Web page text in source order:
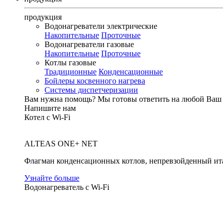
продукция
Водонагреватели электрические
Накопительные Проточные
Водонагреватели газовые
Накопительные Проточные
Котлы газовые
Традиционные Конденсационные
Бойлеры косвенного нагрева
Системы диспетчеризации
Вам нужна помощь? Мы готовы ответить на любой Ваш
Напишите нам
Котел с Wi-Fi
ALTEAS ONE+ NET
Флагман конденсационных котлов, непревзойденный
Узнайте больше
Водонагреватель с Wi-Fi